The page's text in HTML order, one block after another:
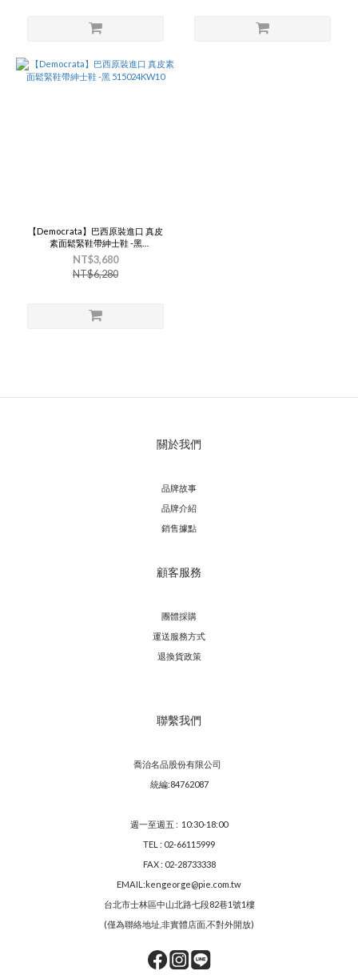
【Democrata】巴西原裝進口 真皮
素面鬆緊鞋帶紳士鞋 -黑
515024KW10
NT$3,680
NT$6,280
關於我們
品牌故事
品牌介紹
銷售據點
顧客服務
團體採購
運送服務方式
退換貨政策
聯繫我們
喬治名品股份有限公司
統編:84762087
週一至週五 : 10:30-18:00
TEL : 02-66115999
FAX : 02-28733338
EMAIL:kengeorge@pie.com.tw
台北市士林區中山北路七段82巷1號1樓
(僅為聯絡地址,非實體店面,不對外開放)